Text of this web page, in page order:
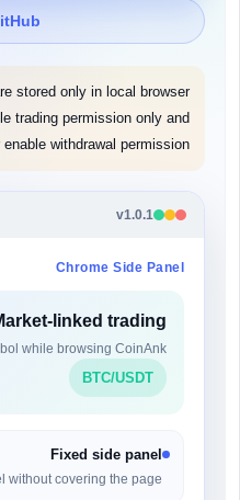
stored only in local browser
trading permission only and
enable withdrawal permission.
v1.0.1
Chrome Side Panel
linked trading
while browsing CoinAnk
BTC/USDT
Fixed side panel
without covering the page